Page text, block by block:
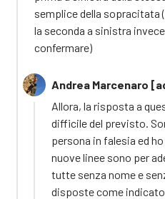
semplice della sopracitata
la seconda a sinistra
confermare)
Andrea Marcenaro
Allora, la risposta a
difficile del previsto.
persona in falesia ed
nuove linee sono per
tutte senza nome e
disposte come